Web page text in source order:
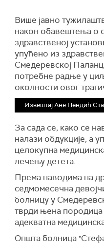
Више јавно
након обавештења о
здравственој
упућено из
Смедеревској
потребне радње у
околности овог
Извештај Ане Пендић
За сада се, како се
налази обдукције, а
целокупна
лечењу детета.
Према наводима на
седмомесечна
болницу у
тврди њена породица
адекватна
Општа болница